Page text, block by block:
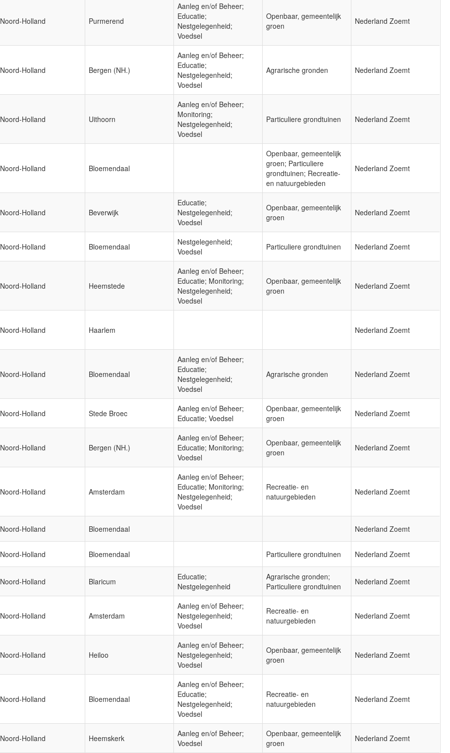
Noord-Holland Purmerend
Aanleg en/of Beheer;
Educatie;
Nestgelegenheid;
Voedsel
Openbaar, gemeentelijk
groen
Nederland Zoemt
Noord-Holland Bergen (NH.)
Aanleg en/of Beheer;
Educatie;
Nestgelegenheid;
Voedsel
Agrarische gronden Nederland Zoemt
Noord-Holland Uithoorn
Aanleg en/of Beheer;
Monitoring;
Nestgelegenheid;
Voedsel
Particuliere grondtuinen Nederland Zoemt
Noord-Holland Bloemendaal
Openbaar, gemeentelijk
groen; Particuliere
grondtuinen; Recreatie-
en natuurgebieden
Nederland Zoemt
Noord-Holland Beverwijk
Educatie;
Nestgelegenheid;
Voedsel
Openbaar, gemeentelijk
groen
Nederland Zoemt
Noord-Holland Bloemendaal
Nestgelegenheid;
Voedsel
Particuliere grondtuinen Nederland Zoemt
Noord-Holland Heemstede
Aanleg en/of Beheer;
Educatie; Monitoring;
Nestgelegenheid;
Voedsel
Openbaar, gemeentelijk
groen
Nederland Zoemt
Noord-Holland Haarlem Nederland Zoemt
Noord-Holland Bloemendaal
Aanleg en/of Beheer;
Educatie;
Nestgelegenheid;
Voedsel
Agrarische gronden Nederland Zoemt
Noord-Holland Stede Broec
Aanleg en/of Beheer;
Educatie; Voedsel
Openbaar, gemeentelijk
groen
Nederland Zoemt
Noord-Holland Bergen (NH.)
Aanleg en/of Beheer;
Educatie; Monitoring;
Voedsel
Openbaar, gemeentelijk
groen
Nederland Zoemt
Noord-Holland Amsterdam
Aanleg en/of Beheer;
Educatie; Monitoring;
Nestgelegenheid;
Voedsel
Recreatie- en
natuurgebieden
Nederland Zoemt
Noord-Holland Bloemendaal Nederland Zoemt
Noord-Holland Bloemendaal Particuliere grondtuinen Nederland Zoemt
Noord-Holland Blaricum
Educatie;
Nestgelegenheid
Agrarische gronden;
Particuliere grondtuinen
Nederland Zoemt
Noord-Holland Amsterdam
Aanleg en/of Beheer;
Nestgelegenheid;
Voedsel
Recreatie- en
natuurgebieden
Nederland Zoemt
Noord-Holland Heiloo
Aanleg en/of Beheer;
Nestgelegenheid;
Voedsel
Openbaar, gemeentelijk
groen
Nederland Zoemt
Noord-Holland Bloemendaal
Aanleg en/of Beheer;
Educatie;
Nestgelegenheid;
Voedsel
Recreatie- en
natuurgebieden
Nederland Zoemt
Noord-Holland Heemskerk
Aanleg en/of Beheer;
Voedsel
Openbaar, gemeentelijk
groen
Nederland Zoemt